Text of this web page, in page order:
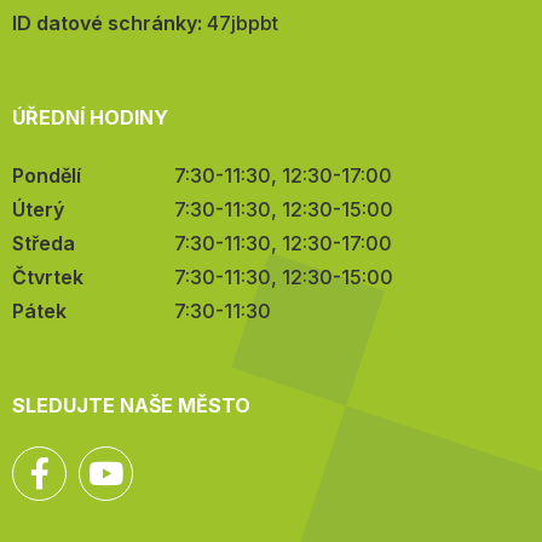
mail:
ID datové schránky: 47jbpbt
ÚŘEDNÍ HODINY
Pondělí
7:30-11:30, 12:30-17:00
Úterý
7:30-11:30, 12:30-15:00
Středa
7:30-11:30, 12:30-17:00
Čtvrtek
7:30-11:30, 12:30-15:00
Pátek
7:30-11:30
SLEDUJTE NAŠE MĚSTO
Facebook